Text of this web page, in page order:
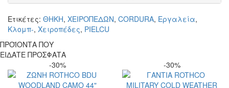
Ετικέτες: ΘΗΚΗ, ΧΕΙΡΟΠΕΔΩΝ, CORDURA, Εργαλεία,
Κλομπ-, Χειροπέδες, PIELCU
ΠΡΟΪΟΝΤΑ ΠΟΥ
ΕΙΔΑΤΕ ΠΡΟΣΦΑΤΑ
-30%
-30%